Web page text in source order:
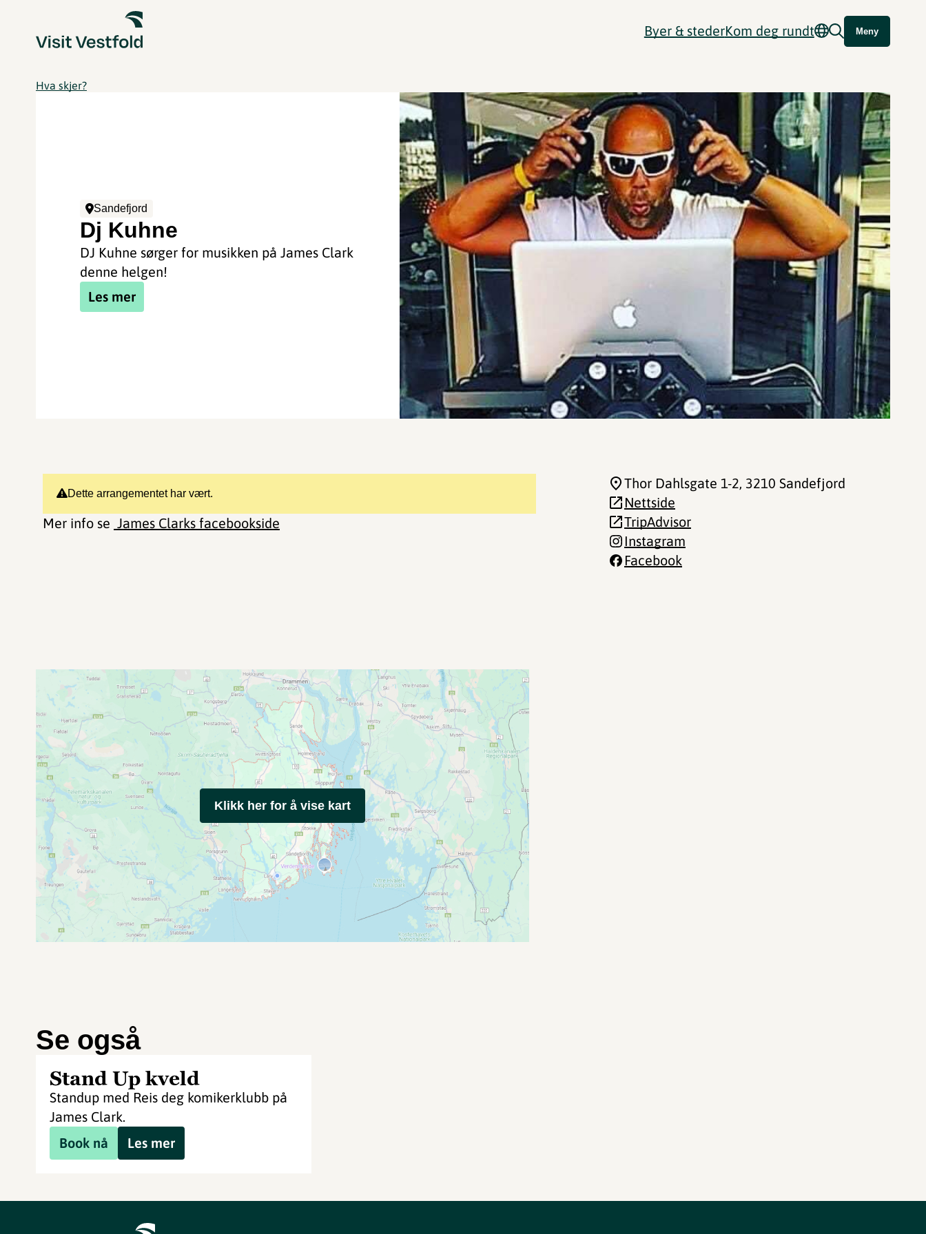
Byer & stederKom deg rundt Meny
Hva skjer?
Sandefjord
Dj Kuhne
DJ Kuhne sørger for musikken på James Clark
denne helgen!
Les mer
Dette arrangementet har vært.
Mer info se James Clarks facebookside
Thor Dahlsgate 1-2, 3210 Sandefjord
Nettside
TripAdvisor
Instagram
Facebook
Klikk her for å vise kart
Se også
Stand Up kveld
Standup med Reis deg komikerklubb på
James Clark.
Book nå
Les mer